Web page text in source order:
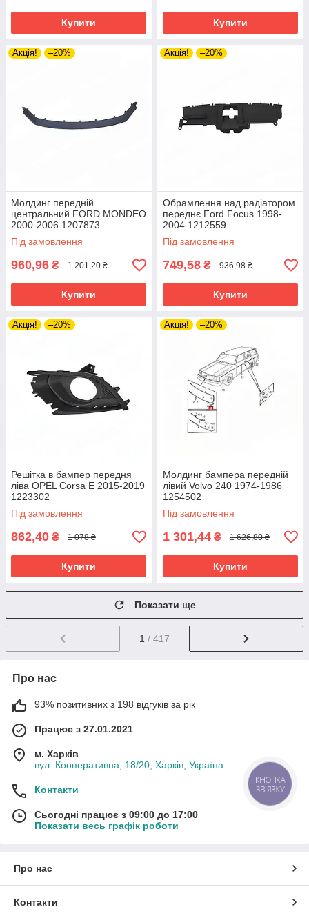
Купити Купити
Акція! –20%
Молдинг передній
центральний FORD MONDEO
2000-2006 1207873
Під замовлення
960,96 ₴ 1 201,20 ₴
Купити
Акція! –20%
Обрамлення над радіатором
переднє Ford Focus 1998-
2004 1212559
Під замовлення
749,58 ₴ 936,98 ₴
Купити
Акція! –20%
Решітка в бампер передня
ліва OPEL Corsa E 2015-2019
1223302
Під замовлення
862,40 ₴ 1 078 ₴
Купити
Акція! –20%
Молдинг бампера передній
лівий Volvo 240 1974-1986
1254502
Під замовлення
1 301,44 ₴ 1 626,80 ₴
Купити
Показати ще
1 / 417
Про нас
93% позитивних з 198 відгуків за рік
Працює з 27.01.2021
м. Харків
вул. Кооперативна, 18/20, Харків, Україна
Контакти
Сьогодні працює з 09:00 до 17:00
Показати весь графік роботи
Про нас
Контакти
КНОПКА
ЗВ'ЯЗКУ